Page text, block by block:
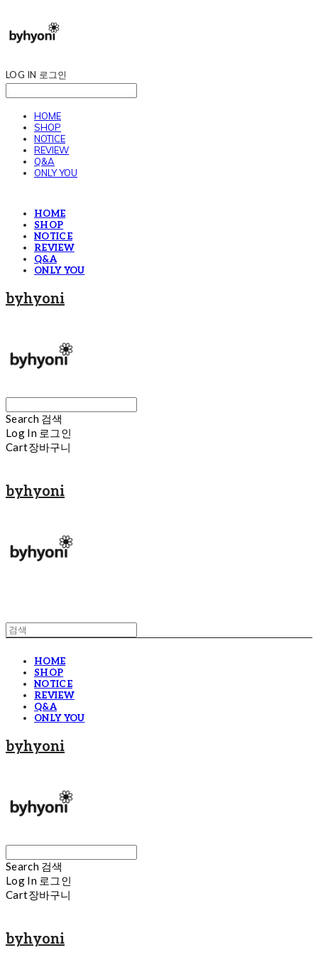
LOG IN 로그인
HOME
SHOP
NOTICE
REVIEW
Q&A
ONLY YOU
HOME
SHOP
NOTICE
REVIEW
Q&A
ONLY YOU
byhyoni
Search 검색
Log In 로그인
Cart장바구니
byhyoni
HOME
SHOP
NOTICE
REVIEW
Q&A
ONLY YOU
byhyoni
Search 검색
Log In 로그인
Cart장바구니
byhyoni